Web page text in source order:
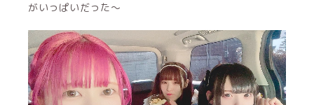
がいっぱいだった〜